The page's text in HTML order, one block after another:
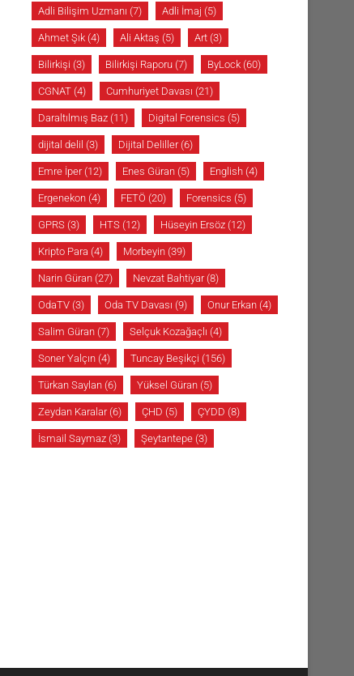
Adli Bilişim Uzmanı (7) Adli İmaj (5)
Ahmet Şık (4) Ali Aktaş (5) Art (3)
Bilirkişi (3) Bilirkişi Raporu (7) ByLock (60)
CGNAT (4) Cumhuriyet Davası (21)
Daraltılmış Baz (11) Digital Forensics (5)
dijital delil (3) Dijital Deliller(6)
Emre İper(12) Enes Güran (5) English (4)
Ergenekon (4) FETÖ (20) Forensics (5)
GPRS (3) HTS (12) Hüseyin Ersöz (12)
Kripto Para (4) Morbeyin (39)
Narin Güran (27) Nevzat Bahtiyar(8)
OdaTV (3) Oda TV Davası (9) Onur Erkan (4)
Salim Güran (7) Selçuk Kozağaçlı (4)
Soner Yalçın (4) Tuncay Beşikçi (156)
Türkan Saylan (6) Yüksel Güran (5)
Zeydan Karalar(6) ÇHD (5) ÇYDD (8)
İsmail Saymaz (3) Şeytantepe (3)